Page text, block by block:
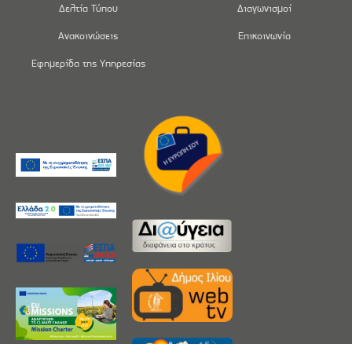
Δελτία Τύπου
Ανακοινώσεις
Εφημερίδα της Υπηρεσίας
Διαγωνισμοί
Επικοινωνία